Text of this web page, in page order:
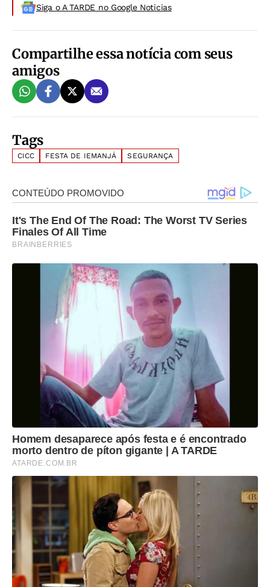
Siga o A TARDE no Google Noticias
Compartilhe essa notícia com seus
amigos
Tags
CICC FESTA DE IEMANJÁ SEGURANÇA